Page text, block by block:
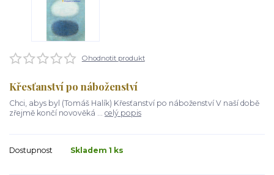
Ohodnotit produkt
Křesťanství po náboženství
Chci, abys byl (Tomáš Halík) Křesťanství po náboženství V naší době
zřejmě končí novověká ... celý popis
Dostupnost Skladem 1 ks